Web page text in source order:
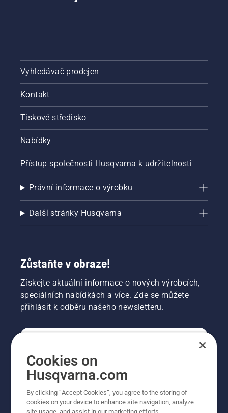
Vyhledávač prodejen
Kontakt
Tiskové středisko
Nabídky
Přístup společnosti Husqvarna k udržitelnosti
Právní informace o výrobku
Další stránky Husqvarna
Zůstaňte v obraze!
Získejte aktuální informace o nových výrobcích,
speciálních nabídkách a více. Zde se můžete
přihlásit k odběru našeho newsletteru.
PROFESIONÁLNÍ
Cookies on
Husqvarna.com
By clicking “Accept Cookies”, you agree to the storing of
cookies on your device to enhance site navigation, analyze